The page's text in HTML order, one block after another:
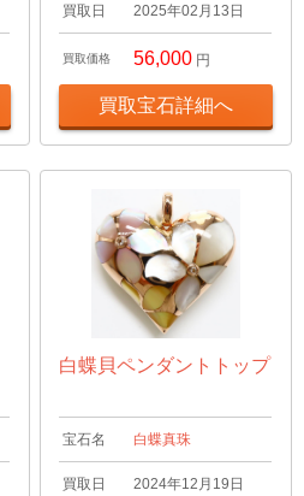
買取日 2025年02月13日
買取価格 56,000 円
買取宝石詳細へ
白蝶貝ペンダントトップ
宝石名 白蝶真珠
買取日 2024年12月19日